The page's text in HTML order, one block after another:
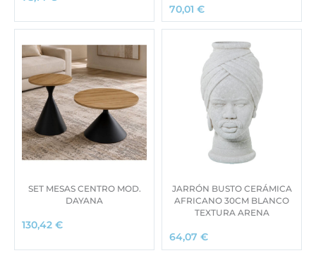
70,01 €
SET MESAS CENTRO MOD.
DAYANA
130,42 €
JARRÓN BUSTO CERÁMICA
AFRICANO 30CM BLANCO
TEXTURA ARENA
64,07 €